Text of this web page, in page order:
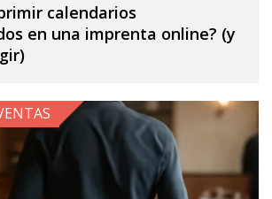
calendarios
en una imprenta online? (y